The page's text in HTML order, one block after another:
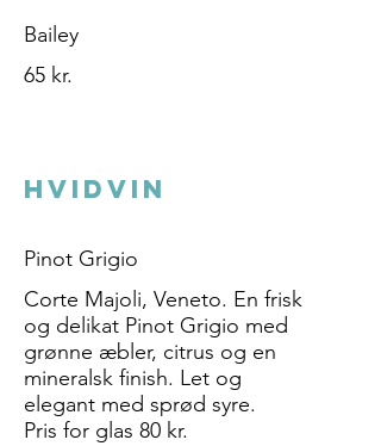
Bailey
65 kr.
HVIDVIN
Pinot Grigio
Corte Majoli, Veneto. En frisk
og delikat Pinot Grigio med
grønne æbler, citrus og en
mineralsk finish. Let og
elegant med sprød syre.
Pris for glas 80 kr.